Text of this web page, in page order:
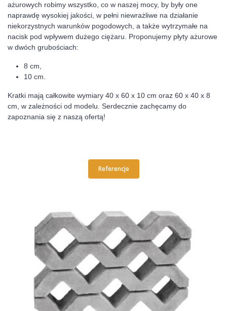
ażurowych robimy wszystko, co w naszej mocy, by były one
naprawdę wysokiej jakości, w pełni niewrażliwe na działanie
niekorzystnych warunków pogodowych, a także wytrzymałe na
nacisk pod wpływem dużego ciężaru. Proponujemy płyty ażurowe
w dwóch grubościach:
8 cm,
10 cm.
Kratki mają całkowite wymiary 40 x 60 x 10 cm oraz 60 x 40 x 8
cm, w zależności od modelu. Serdecznie zachęcamy do
zapoznania się z naszą ofertą!
Referencje